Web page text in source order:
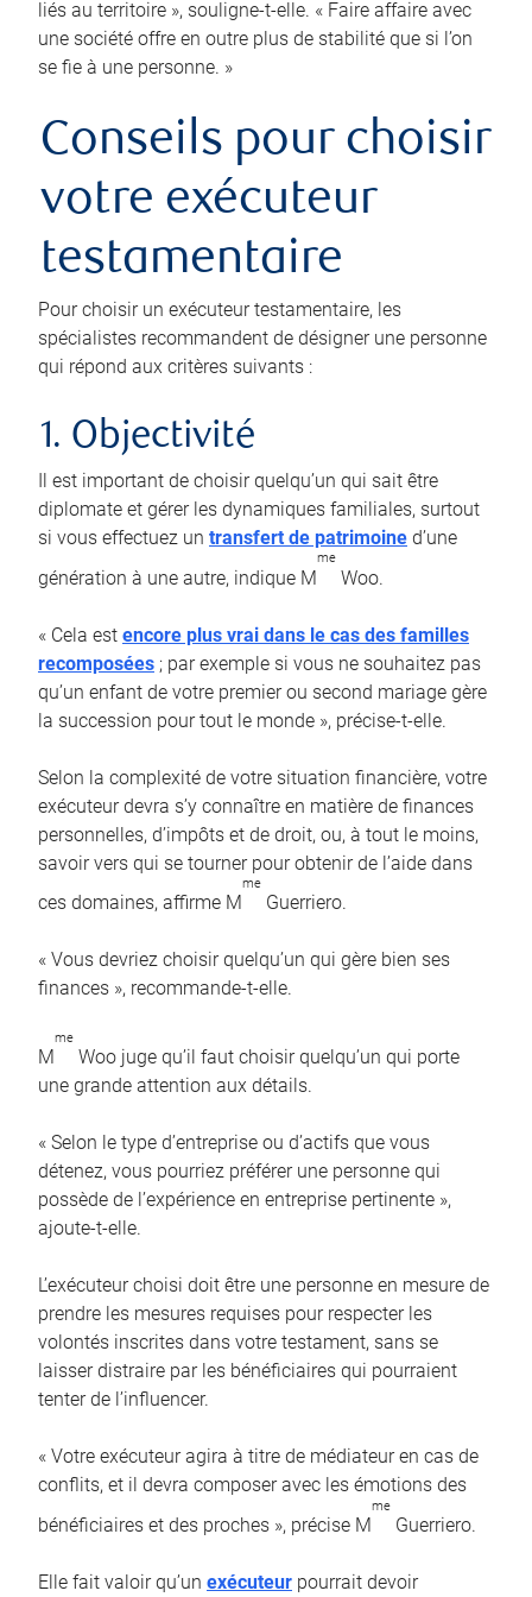
liés au territoire », souligne-t-elle. « Faire affaire avec
une société offre en outre plus de stabilité que si l’on
se fie à une personne. »
Conseils pour choisir
votre exécuteur
testamentaire
Pour choisir un exécuteur testamentaire, les
spécialistes recommandent de désigner une personne
qui répond aux critères suivants :
1. Objectivité
Il est important de choisir quelqu’un qui sait être
diplomate et gérer les dynamiques familiales, surtout
si vous effectuez un transfert de patrimoine d’une
génération à une autre, indique M
me
Woo.
« Cela est encore plus vrai dans le cas des familles
recomposées ; par exemple si vous ne souhaitez pas
qu’un enfant de votre premier ou second mariage gère
la succession pour tout le monde », précise-t-elle.
Selon la complexité de votre situation financière, votre
exécuteur devra s’y connaître en matière de finances
personnelles, d’impôts et de droit, ou, à tout le moins,
savoir vers qui se tourner pour obtenir de l’aide dans
ces domaines, affirme M
me
Guerriero.
« Vous devriez choisir quelqu’un qui gère bien ses
finances », recommande-t-elle.
M
me
Woo juge qu’il faut choisir quelqu’un qui porte
une grande attention aux détails.
« Selon le type d’entreprise ou d’actifs que vous
détenez, vous pourriez préférer une personne qui
possède de l’expérience en entreprise pertinente »,
ajoute-t-elle.
L’exécuteur choisi doit être une personne en mesure de
prendre les mesures requises pour respecter les
volontés inscrites dans votre testament, sans se
laisser distraire par les bénéficiaires qui pourraient
tenter de l’influencer.
« Votre exécuteur agira à titre de médiateur en cas de
conflits, et il devra composer avec les émotions des
bénéficiaires et des proches », précise M
me
Guerriero.
Elle fait valoir qu’un exécuteur pourrait devoir